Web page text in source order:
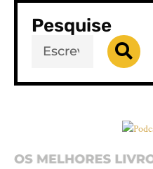
Pesquise